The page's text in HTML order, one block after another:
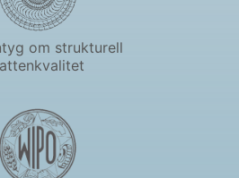
om strukturell